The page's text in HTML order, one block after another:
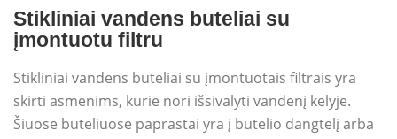
Stikliniai vandens buteliai su
įmontuotu filtru
Stikliniai vandens buteliai su įmontuotais filtrais yra
skirti asmenims, kurie nori išsivalyti vandenį kelyje.
Šiuose buteliuose paprastai yra į butelio dangtelį arba